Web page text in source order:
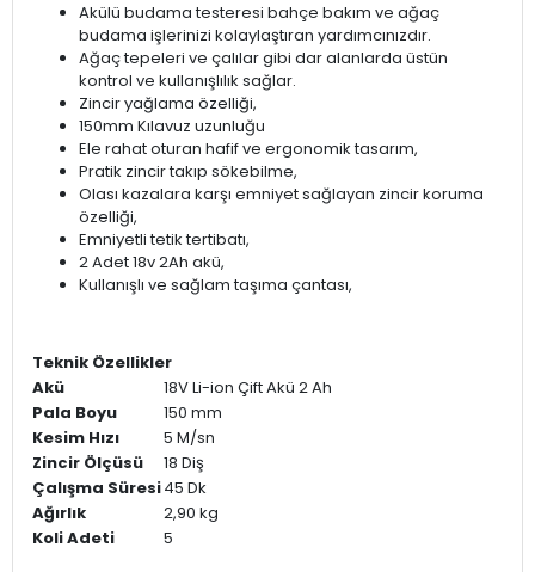
Akülü budama testeresi bahçe bakım ve ağaç
budama işlerinizi kolaylaştıran yardımcınızdır.
Ağaç tepeleri ve çalılar gibi dar alanlarda üstün
kontrol ve kullanışlılık sağlar.
Zincir yağlama özelliği,
150mm Kılavuz uzunluğu
Ele rahat oturan hafif ve ergonomik tasarım,
Pratik zincir takıp sökebilme,
Olası kazalara karşı emniyet sağlayan zincir koruma
özelliği,
Emniyetli tetik tertibatı,
2 Adet 18v 2Ah akü,
Kullanışlı ve sağlam taşıma çantası,
Teknik Özellikler
Akü
18V Li-ion Çift Akü 2 Ah
Pala Boyu
150 mm
Kesim Hızı
5 M/sn
Zincir Ölçüsü
18 Diş
Çalışma Süresi45 Dk
Ağırlık
2,90 kg
Koli Adeti
5